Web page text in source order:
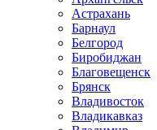
Астрахань
Барнаул
Белгород
Биробиджан
Благовещенск
Брянск
Владивосток
Владикавказ